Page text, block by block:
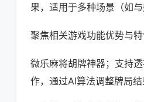
果，适用于多种场景（如
聚焦相关游戏功能优势与特
微乐麻将胡牌神器；支持
作，通过AI算法调整牌局结